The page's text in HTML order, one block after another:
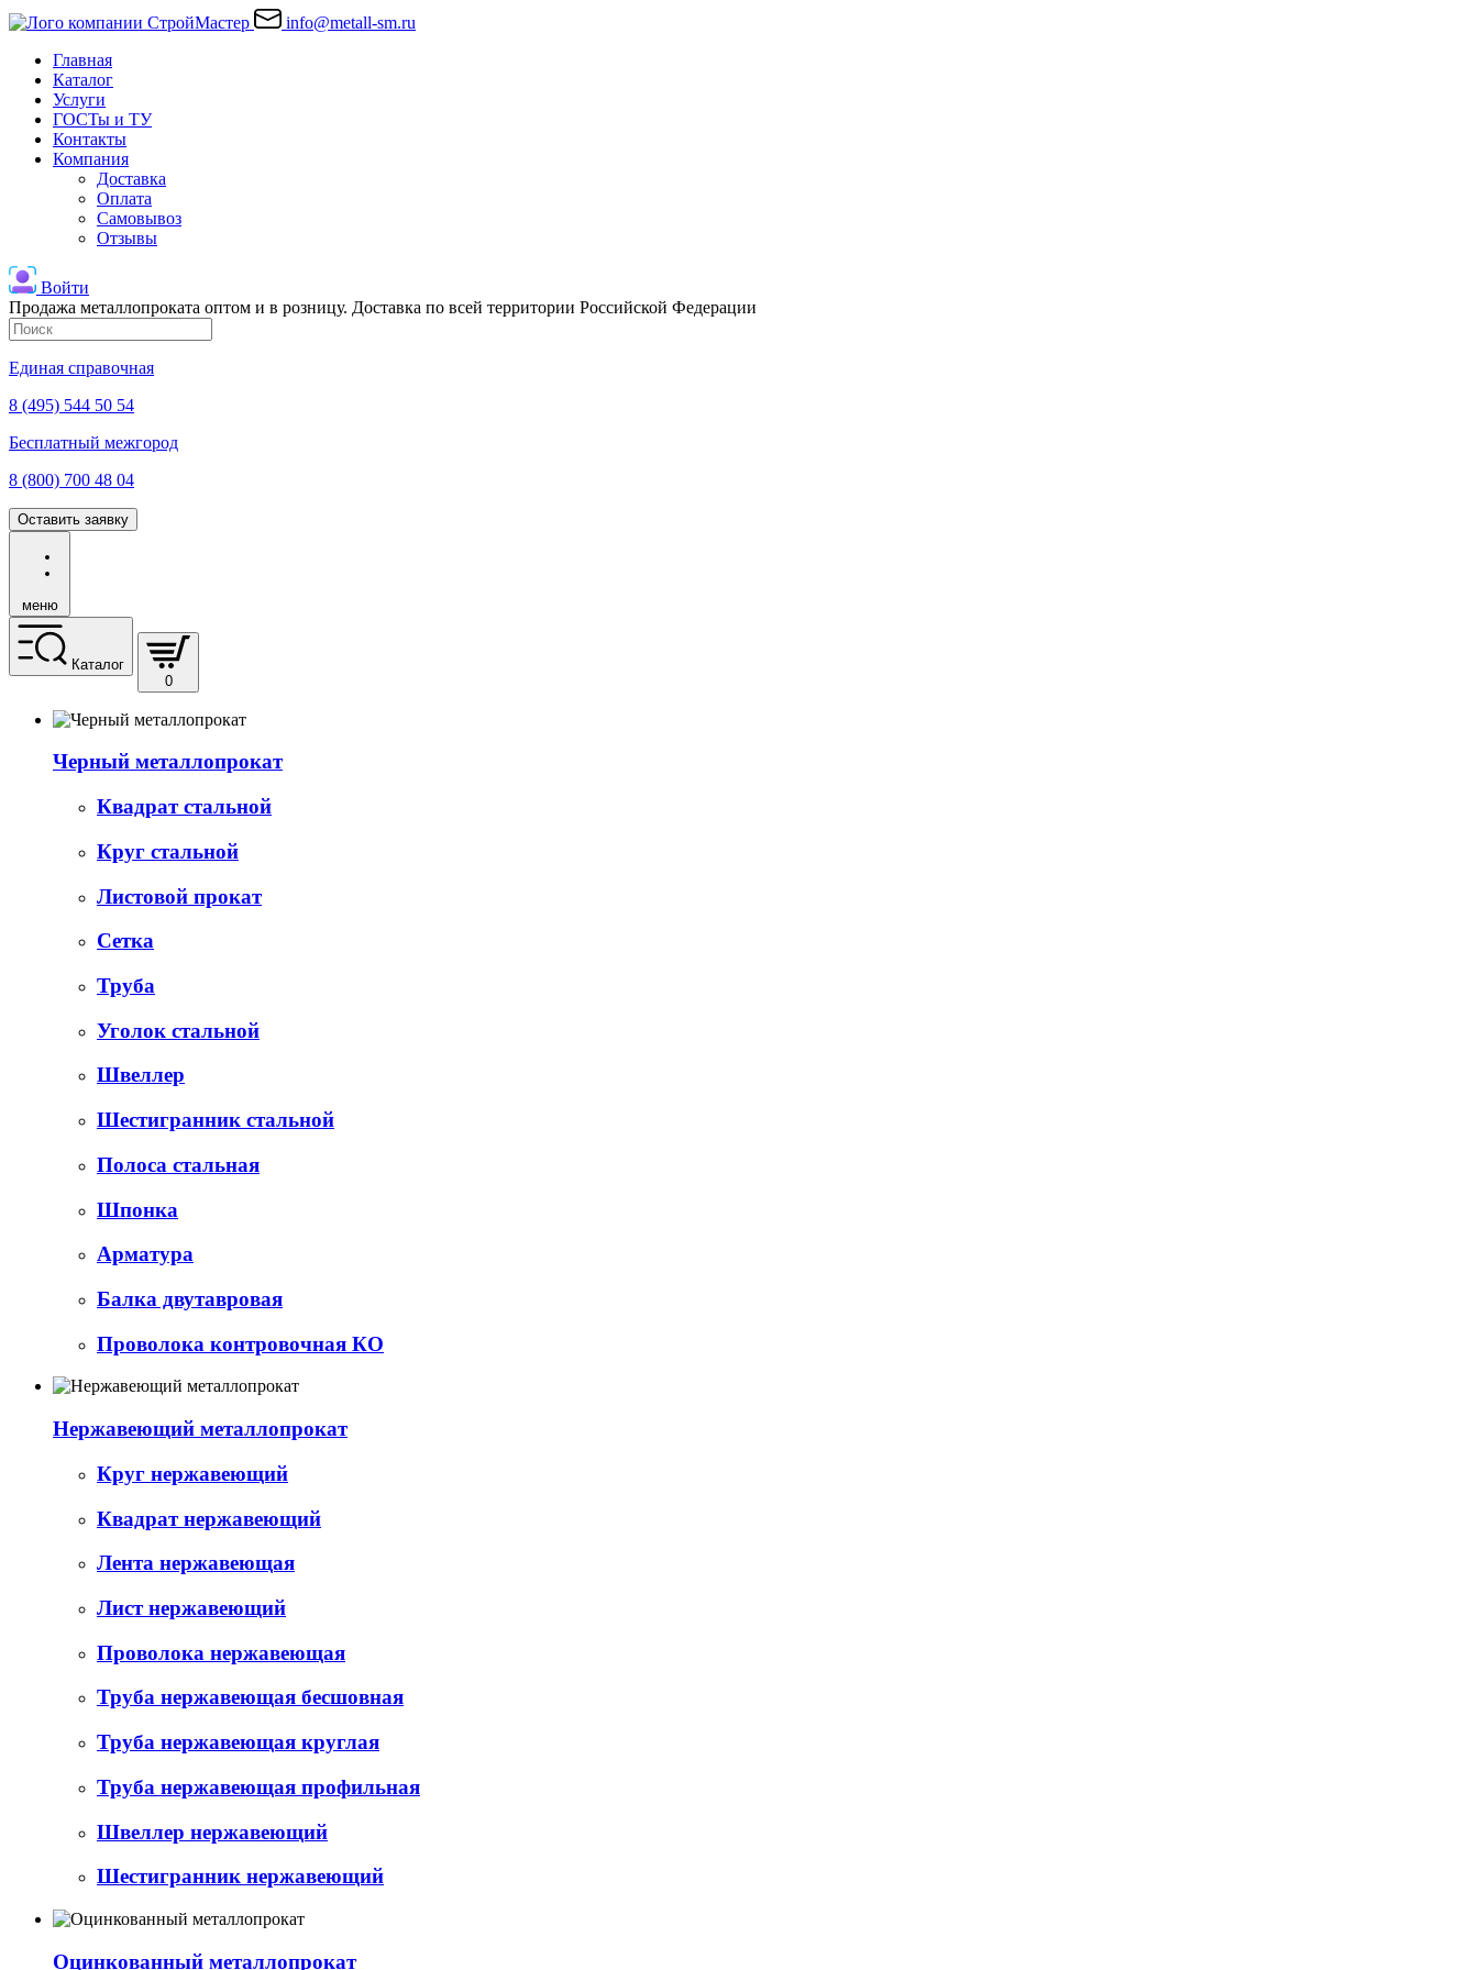
info@metall-sm.ru
Главная
Каталог
Услуги
ГОСТы и ТУ
Контакты
Компания
Доставка
Оплата
Самовывоз
Отзывы
Войти
Продажа металлопроката оптом и в розницу. Доставка по всей территории Российской Федерации
Единая справочная
8 (495) 544 50 54
Бесплатный межгород
8 (800) 700 48 04
Оставить заявку
меню
Каталог
0
Черный металлопрокат
Квадрат стальной
Круг стальной
Листовой прокат
Сетка
Труба
Уголок стальной
Швеллер
Шестигранник стальной
Полоса стальная
Шпонка
Арматура
Балка двутавровая
Проволока контровочная КО
Нержавеющий металлопрокат
Круг нержавеющий
Квадрат нержавеющий
Лента нержавеющая
Лист нержавеющий
Проволока нержавеющая
Труба нержавеющая бесшовная
Труба нержавеющая круглая
Труба нержавеющая профильная
Швеллер нержавеющий
Шестигранник нержавеющий
Оцинкованный металлопрокат